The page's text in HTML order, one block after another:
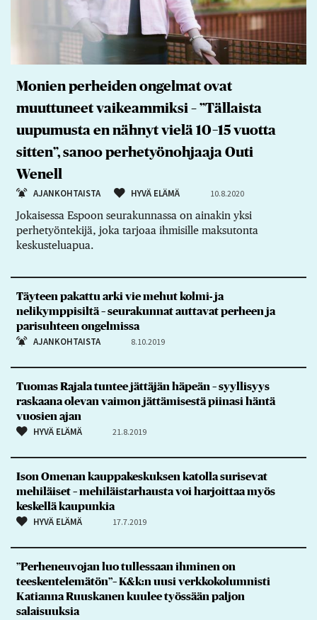
Monien perheiden ongelmat ovat
muuttuneet vaikeammiksi – ”Tällaista
uupumusta en nähnyt vielä 10–15 vuotta
sitten”, sanoo perhetyönohjaaja Outi
Wenell
AJANKOHTAISTA HYVÄ ELÄMÄ 10.8.2020
Jokaisessa Espoon seurakunnassa on ainakin yksi
perhetyöntekijä, joka tarjoaa ihmisille maksutonta
keskusteluapua.
Täyteen pakattu arki vie mehut kolmi- ja
nelikymppisiltä – seurakunnat auttavat perheen ja
parisuhteen ongelmissa
AJANKOHTAISTA 8.10.2019
Tuomas Rajala tuntee jättäjän häpeän – syyllisyys
raskaana olevan vaimon jättämisestä piinasi häntä
vuosien ajan
HYVÄ ELÄMÄ 21.8.2019
Ison Omenan kauppakeskuksen katolla surisevat
mehiläiset – mehiläistarhausta voi harjoittaa myös
keskellä kaupunkia
HYVÄ ELÄMÄ 17.7.2019
”Perheneuvojan luo tullessaan ihminen on
teeskentelemätön”– K&k:n uusi verkkokolumnisti
Katianna Ruuskanen kuulee työssään paljon
salaisuuksia